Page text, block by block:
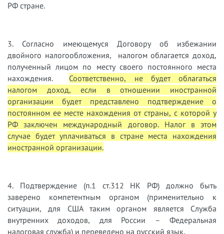
РФ стране.
3. Согласно имеющемуся Договору об избежании
двойного налогообложения, налогом облагается доход,
полученный лицом по месту своего постоянного места
нахождения. Соответственно, не будет облагаться
налогом доход, если в отношении иностранной
организации будет представлено подтверждение о
постоянном ее месте нахождения от страны, с которой у
РФ заключен международный договор. Налог в этом
случае будет уплачиваться в стране места нахождения
иностранной организации.
4. Подтверждение (п.1 ст.312 НК РФ) должно быть
заверено компетентным органом (применительно к
ситуации, для США таким органом является Служба
внутренних доходов, для России – Федеральная
налоговая служба) и переведено на русский язык.